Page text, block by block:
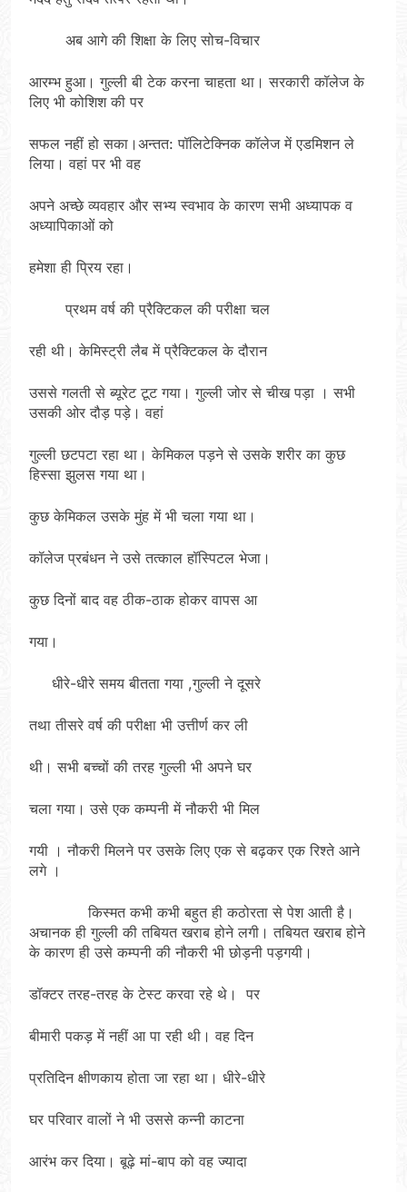
अब आगे की शिक्षा के लिए सोच-विचार
आरम्भ हुआ। गुल्ली बी टेक करना चाहता था। सरकारी कॉलेज के
लिए भी कोशिश की पर
सफल नहीं हो सका।अन्तत: पॉलिटेक्निक कॉलेज में एडमिशन ले
लिया। वहां पर भी वह
अपने अच्छे व्यवहार और सभ्य स्वभाव के कारण सभी अध्यापक व
अध्यापिकाओं को
हमेशा ही प्रिय रहा।
प्रथम वर्ष की प्रैक्टिकल की परीक्षा चल
रही थी। केमिस्ट्री लैब में प्रैक्टिकल के दौरान
उससे गलती से ब्यूरेट टूट गया। गुल्ली जोर से चीख पड़ा । सभी
उसकी ओर दौड़ पड़े। वहां
गुल्ली छटपटा रहा था। केमिकल पड़ने से उसके शरीर का कुछ
हिस्सा झुलस गया था।
कुछ केमिकल उसके मुंह में भी चला गया था।
कॉलेज प्रबंधन ने उसे तत्काल हॉस्पिटल भेजा।
कुछ दिनों बाद वह ठीक-ठाक होकर वापस आ
गया।
धीरे-धीरे समय बीतता गया ,गुल्ली ने दूसरे
तथा तीसरे वर्ष की परीक्षा भी उत्तीर्ण कर ली
थी। सभी बच्चों की तरह गुल्ली भी अपने घर
चला गया। उसे एक कम्पनी में नौकरी भी मिल
गयी । नौकरी मिलने पर उसके लिए एक से बढ़कर एक रिश्ते आने
लगे ।
किस्मत कभी कभी बहुत ही कठोरता से पेश आती है।
अचानक ही गुल्ली की तबियत खराब होने लगी। तबियत खराब होने
के कारण ही उसे कम्पनी की नौकरी भी छोड़नी पड़गयी।
डॉक्टर तरह-तरह के टेस्ट करवा रहे थे। पर
बीमारी पकड़ में नहीं आ पा रही थी। वह दिन
प्रतिदिन क्षीणकाय होता जा रहा था। धीरे-धीरे
घर परिवार वालों ने भी उससे कन्नी काटना
आरंभ कर दिया। बूढ़े मां-बाप को वह ज्यादा